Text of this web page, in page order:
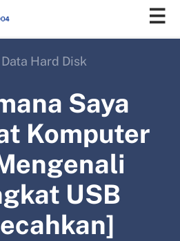
Hard Disk
Saya
Komputer
USB